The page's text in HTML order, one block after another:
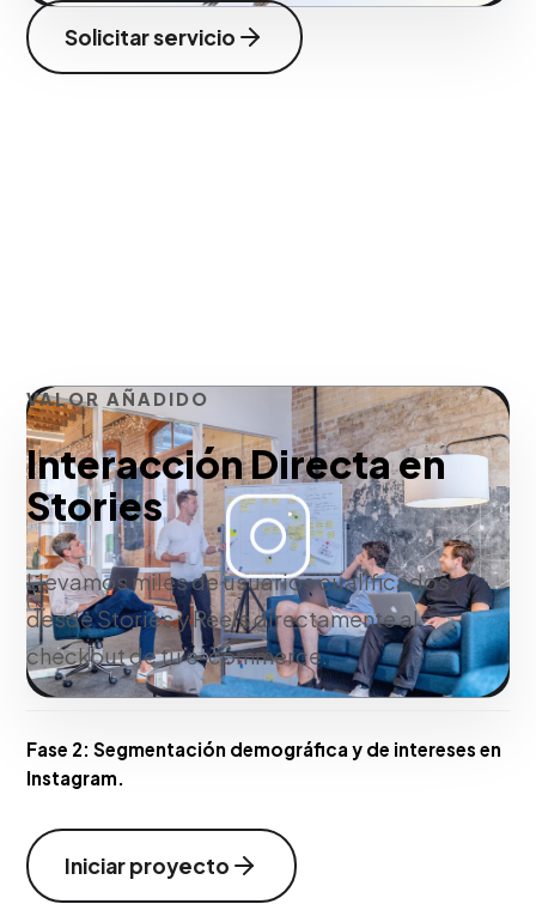
Solicitar servicio
VALOR AÑADIDO
Interacción Directa en
Stories
Llevamos miles de usuarios cualificados
desde Stories y Reels directamente al
checkout de tu e-commerce.
Fase 2: Segmentación demográfica y de intereses en
Instagram.
Iniciar proyecto